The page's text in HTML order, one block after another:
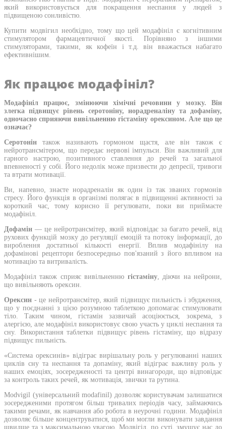
який використовується для покращення неспання у людей з
підвищеною сонливістю.
Купити модвігил необхідно, тому що цей модафініл є когнітивним
стимулятором фармацевтичної якості. Порівняно з іншими
стимуляторами, такими, як кофеїн і т.д. він вважається набагато
ефективнішим.
Як працює модафініл?
Модафініл працює, змінюючи хімічні речовини у мозку. Він
злегка підвищує рівень серотоніну, норадреналіну та дофаміну,
одночасно сприяючи вивільненню гістаміну орексином. Але що це
означає?
Серотонін також називають гормоном щастя, але він також є
нейротрансмітером, що передає нервові імпульси. Він важливий для
гарного настрою, позитивного ставлення до речей та загальної
впевненості у собі. Його недолік може призвести до депресії, тривоги
та втрати мотивації.
Ви, напевно, знаєте норадреналін як один із так званих гормонів
стресу. Його функція в організмі полягає в підвищенні активності за
короткий час, тому корисно її регулювати, поки ви приймаєте
модафініл.
Дофамін — це нейротрансмітер, який відповідає за багато речей, від
рухових функцій мозку до регуляції емоцій та потоку інформації, до
вироблення достатньої кількості енергії. Вплив модафінілу на
дофамінові рецептори безпосередньо пов'язаний з його впливом на
мотивацію та витривалість.
Модафініл також сприяє вивільненню гістаміну, діючи на нейрони,
що вивільняють орексин.
Орексин - це нейротрансмітер, який підвищує пильність і збудження,
що у поєднанні з цією розумною таблеткою допомагає стимулювати
тіло. Таким чином, гістамін зазвичай асоціюється, зокрема, з
алергією, але модафініл використовує свою участь у циклі неспання та
сну. Використання таблетки підвищує рівень гістаміну, що відразу
підвищує пильність.
«Система орексинів» відіграє вирішальну роль у регулюванні наших
циклів сну та неспання та допаміну, який відіграє важливу роль у
наших емоціях, зосередженості та центрі винагороди, що відповідає
за контроль таких речей, як мотивація, звички та рутина.
Modvigil (універсальний modafinil) дозволяє користувачам залишатися
зосередженими протягом більш тривалих періодів часу, займаючись
такими речами, як навчання або робота в неурочні години. Модафініл
дозволяє більше концентруватися, щоб ми могли виконувати завдання
швидше та з максимальною увагою. Модвігіл, по суті, змушує нас до